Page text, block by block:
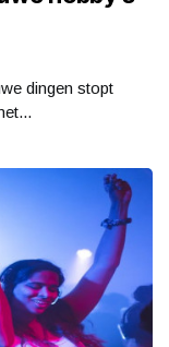
dingen stopt